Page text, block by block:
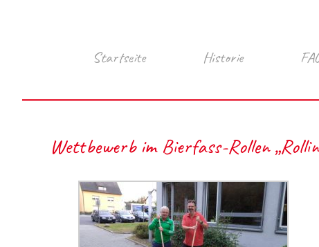
Startseite Historie
Wettbewerb im Bierfass-Rollen